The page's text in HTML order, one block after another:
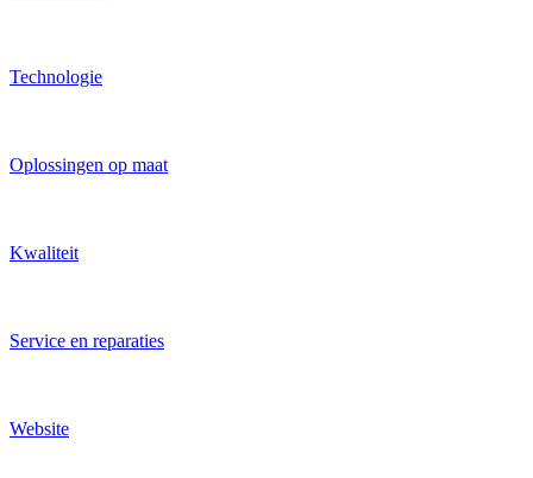
Techno­logie
Oplossing­en op maat
Kwaliteit
Service en reparaties
Website